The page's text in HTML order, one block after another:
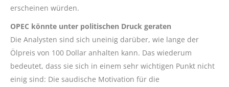
erscheinen würden.
OPEC könnte unter politischen Druck geraten
Die Analysten sind sich uneinig darüber, wie lange der
Ölpreis von 100 Dollar anhalten kann. Das wiederum
bedeutet, dass sie sich in einem sehr wichtigen Punkt nicht
einig sind: Die saudische Motivation für die